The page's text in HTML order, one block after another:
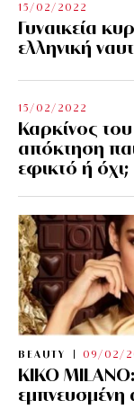
15/02/2022
Γυναικεία
ελληνική
15/02/2022
Καρκίνος
απόκτηση
εφικτό ή όχι;
BEAUTY 09/02/
KIKO